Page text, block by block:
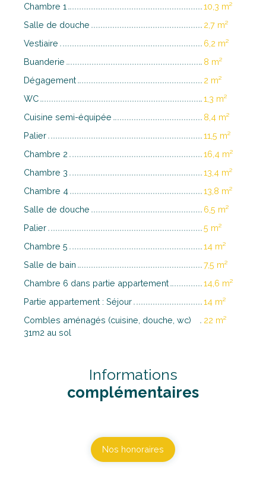
Chambre 1
10,3 m²
Salle de douche
2,7 m²
Vestiaire
6,2 m²
Buanderie
8 m²
Dégagement
2 m²
WC
1,3 m²
Cuisine semi-équipée
8,4 m²
Palier
11,5 m²
Chambre 2
16,4 m²
Chambre 3
13,4 m²
Chambre 4
13,8 m²
Salle de douche
6,5 m²
Palier
5 m²
Chambre 5
14 m²
Salle de bain
7,5 m²
Chambre 6 dans partie appartement
14,6 m²
Partie appartement : Séjour
14 m²
Combles aménagés (cuisine, douche, wc)
31m2 au sol
22 m²
Informations
complémentaires
Nos honoraires